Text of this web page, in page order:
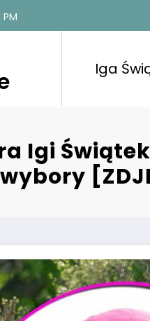
Iga
Igi